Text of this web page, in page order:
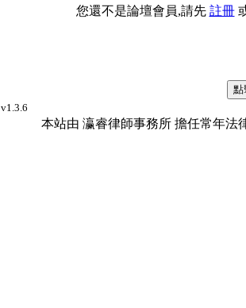
您還不是論壇會員,請先 註冊
v1.3.6
本站由 瀛睿律師事務所 擔任常年法